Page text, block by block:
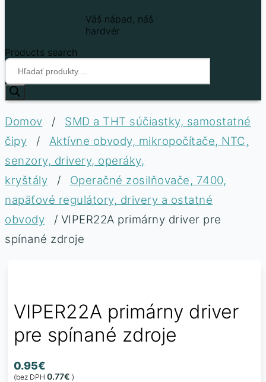
Váš nápad, náš
hardvér
Products search
Domov /
SMD a THT súčiastky, samostatné
čipy
/
Aktívne obvody, mikropočítače, NTC,
senzory, drivery, operáky,
kryštály
/
Operačné zosilňovače, 7400,
napäťové regulátory, drivery a ostatné
obvody
/ VIPER22A primárny driver pre
spínané zdroje
VIPER22A primárny driver
pre spínané zdroje
0.95€
(bez DPH 0.77€ )